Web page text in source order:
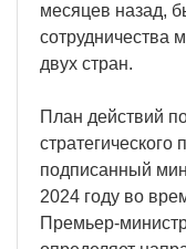
месяцев назад,
сотрудничества
двух стран.
План действий
подписанный
2024 году во
Премьер-